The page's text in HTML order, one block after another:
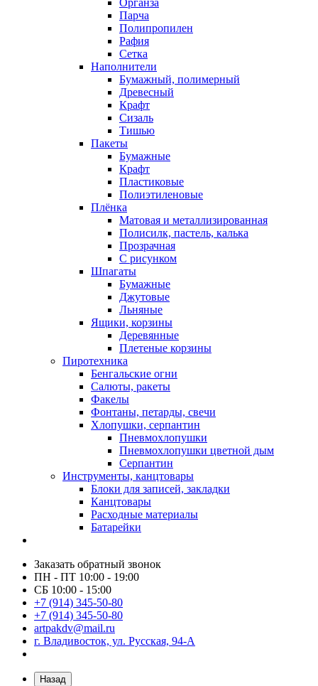
Органза
Парча
Полипропилен
Рафия
Сетка
Наполнители
Бумажный, полимерный
Древесный
Крафт
Сизаль
Тишью
Пакеты
Бумажные
Крафт
Пластиковые
Полиэтиленовые
Плёнка
Матовая и металлизированная
Полисилк, пастель, калька
Прозрачная
С рисунком
Шпагаты
Бумажные
Джутовые
Льняные
Ящики, корзины
Деревянные
Плетеные корзины
Пиротехника
Бенгальские огни
Салюты, ракеты
Факелы
Фонтаны, петарды, свечи
Хлопушки, серпантин
Пневмохлопушки
Пневмохлопушки цветной дым
Серпантин
Инструменты, канцтовары
Блоки для записей, закладки
Канцтовары
Расходные материалы
Батарейки
Заказать обратный звонок
ПН - ПТ 10:00 - 19:00
СБ 10:00 - 15:00
+7 (914) 345-50-80
+7 (914) 345-50-80
artpakdv@mail.ru
г. Владивосток, ул. Русская, 94-А
Назад